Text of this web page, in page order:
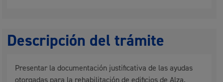
Descripción del trámite
Presentar la documentación justificativa de las ayudas
otorgadas para la rehabilitación de edificios de Alza.